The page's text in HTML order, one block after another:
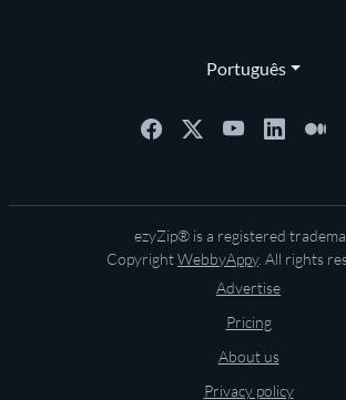
Português
ezyZip® is a registered
CopyrightWebbyAppy. All rights
Advertise
Pricing
About us
Privacy policy